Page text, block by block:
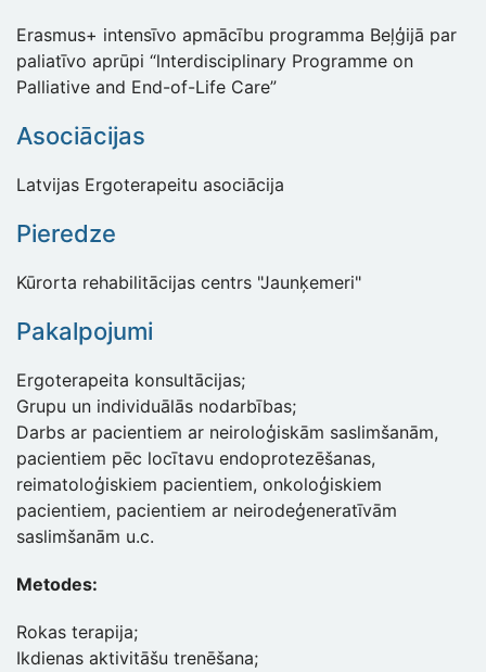
Erasmus+ intensīvo apmācību programma Beļģijā par
paliatīvo aprūpi “lnterdisciplinary Programme on
Palliative and End-of-Life Care”
Asociācijas
Latvijas Ergoterapeitu asociācija
Pieredze
Kūrorta rehabilitācijas centrs "Jaunķemeri"
Pakalpojumi
Ergoterapeita konsultācijas;
Grupu un individuālās nodarbības;
Darbs ar pacientiem ar neiroloģiskām saslimšanām,
pacientiem pēc locītavu endoprotezēšanas,
reimatoloģiskiem pacientiem, onkoloģiskiem
pacientiem, pacientiem ar neirodeģeneratīvām
saslimšanām u.c.
Metodes:
Rokas terapija;
Ikdienas aktivitāšu trenēšana;